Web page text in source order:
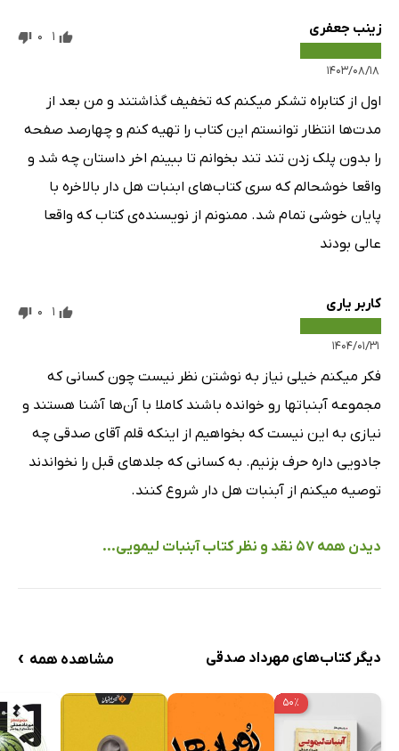
زینب جعفری
۱۴۰۳/۰۸/۱۸
1
0
اول از کتابراه تشکر میکنم که تخفیف گذاشتند و من بعد از
مدت‌ها انتظار توانستم این کتاب را تهیه کنم و چهارصد صفحه
را بدون پلک زدن تند تند بخوانم تا ببینم اخر داستان چه شد و
واقعا خوشحالم که سری کتاب‌های ابنبات هل دار بالاخره با
پایان خوشی تمام شد. ممنونم از نویسنده‌ی کتاب که واقعا
عالی بودند
کاربر یاری
۱۴۰۴/۰۱/۳۱
1
0
فکر میکنم خیلی نیاز به نوشتن نظر نیست چون کسانی که
مجموعه آبنباتها رو خوانده باشند کاملا با آن‌ها آشنا هستند و
نیازی به این نیست که بخواهیم از اینکه قلم آقای صدقی چه
جادویی داره حرف بزنیم. به کسانی که جلدهای قبل را نخواندند
توصیه میکنم از آبنبات هل دار شروع کنند.
دیدن همه 57 نقد و نظر کتاب آبنبات لیمویی...
دیگر کتاب‌های مهرداد صدقی مشاهده همه ›
۵۰٪